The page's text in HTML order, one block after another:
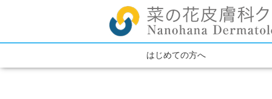
はじめての方へ